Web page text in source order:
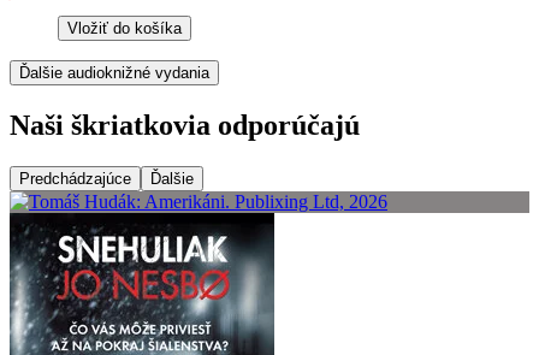
Vložiť do košíka
Ďalšie audioknižné vydania
Naši škriatkovia odporúčajú
Predchádzajúce Ďalšie